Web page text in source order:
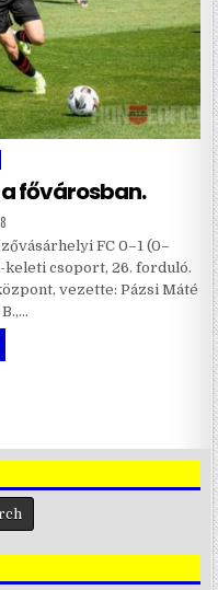
fővárosban.
FC 0–1 (0–
keleti csoport, 26. forduló.
vezette: Pázsi Máté